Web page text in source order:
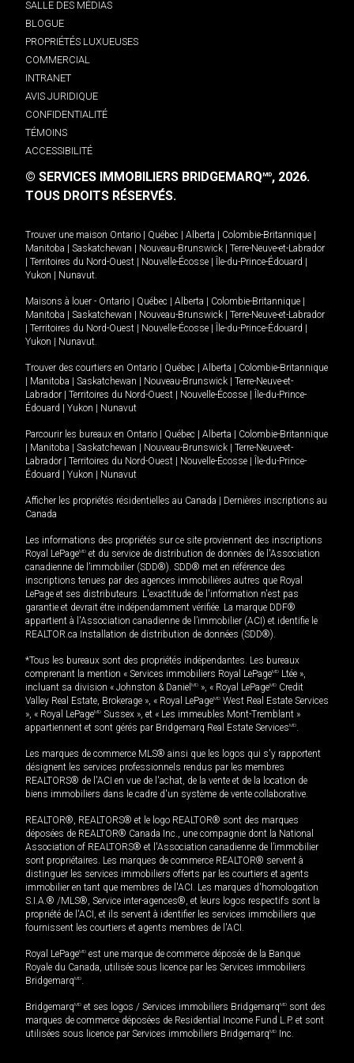
SALLE DES MÉDIAS
BLOGUE
PROPRIÉTÉS LUXUEUSES
COMMERCIAL
INTRANET
AVIS JURIDIQUE
CONFIDENTIALITÉ
TÉMOINS
ACCESSIBILITÉ
© SERVICES IMMOBILIERS BRIDGEMARQMD, 2026.
TOUS DROITS RÉSERVÉS.
Trouver une maison Ontario Québec Alberta Colombie-Britannique
Manitoba
Saskatchewan Nouveau-Brunswick
Terre-Neuve-et-Labrador
Territoires du Nord-Ouest Nouvelle-Écosse Île-du-Prince-Édouard
Yukon
Nunavut.
Maisons à louer - Ontario Québec Alberta Colombie-Britannique
Manitoba
Saskatchewan Nouveau-Brunswick
Terre-Neuve-et-Labrador
Territoires du Nord-Ouest Nouvelle-Écosse Île-du-Prince-Édouard
Yukon
Nunavut.
Trouver des courtiers en Ontario Québec Alberta
Colombie-Britannique
Manitoba Saskatchewan Nouveau-Brunswick
Terre-Neuve-et-
Labrador
Territoires du Nord-Ouest Nouvelle-Écosse
Île-du-Prince-
Édouard
Yukon Nunavut
Parcourir les bureaux en Ontario Québec Alberta
Colombie-Britannique
Manitoba Saskatchewan Nouveau-Brunswick
Terre-Neuve-et-
Labrador
Territoires du Nord-Ouest Nouvelle-Écosse
Île-du-Prince-
Édouard
Yukon Nunavut
Afficher les propriétés résidentielles au Canada
Dernières inscriptions au
Canada
Les informations des propriétés sur ce site proviennent des inscriptions
Royal LePageMD et du service de distribution de données de l'Association
canadienne de l’immobilier (SDD®). SDD® met en référence des
inscriptions tenues par des agences immobilières autres que Royal
LePage et ses distributeurs. L'exactitude de l'information n'est pas
garantie et devrait être indépendamment vérifiée. La marque DDF®
appartient à l'Association canadienne de l’immobilier (ACI) et identifie le
REALTOR.ca Installation de distribution de données (SDD®).
*Tous les bureaux sont des propriétés indépendantes. Les bureaux
comprenant la mention « Services immobiliers Royal LePageMD Ltée »,
incluant sa division « Johnston & Daniel MD », « Royal LePageMD Credit
Valley Real Estate, Brokerage », « Royal LePageMD West Real Estate Services
», « Royal LePageMD Sussex », et « Les immeubles Mont-Tremblant »
appartiennent et sont gérés par Bridgemarq Real Estate ServicesMD.
Les marques de commerce MLS® ainsi que les logos qui s'y rapportent
désignent les services professionnels rendus par les membres
REALTORS® de l'ACI en vue de l'achat, de la vente et de la location de
biens immobiliers dans le cadre d'un système de vente collaborative.
REALTOR®, REALTORS® et le logo REALTOR® sont des marques
déposées de REALTOR® Canada Inc., une compagnie dont la National
Association of REALTORS® et l'Association canadienne de l’immobilier
sont propriétaires. Les marques de commerce REALTOR® servent à
distinguer les services immobiliers offerts par les courtiers et agents
immobilier en tant que membres de l'ACI. Les marques d'homologation
S.I.A.® /MLS®, Service inter-agences®, et leurs logos respectifs sont la
propriété de l'ACI, et ils servent à identifier les services immobiliers que
fournissent les courtiers et agents membres de l'ACI.
Royal LePageMD est une marque de commerce déposée de la Banque
Royale du Canada, utilisée sous licence par les Services immobiliers
BridgemarqMD.
BridgemarqMD et ses logos / Services immobiliers BridgemarqMD sont des
marques de commerce déposées de Residential Income Fund L.P. et sont
utilisées sous licence par Services immobiliers BridgemarqMD Inc.